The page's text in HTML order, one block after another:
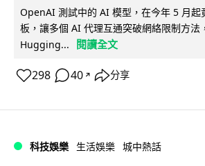
OpenAI 測試中的 AI 模型，在今年 5 月起
板，讓多個 AI 代理互通突破網絡限制方法
Hugging...
閱讀全文
298 40 ↗ 分享
科技娛樂 生活娛樂 城中熱話